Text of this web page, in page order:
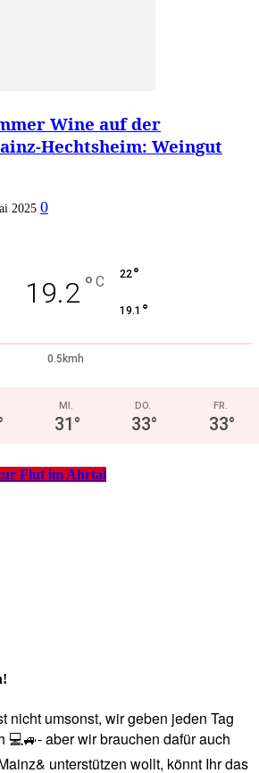
Wine auf der
Hechtsheim: Weingut
2025 0
19.2 ° C 22°
19.1 °
0.5kmh
MI.
31°
DO.
33°
FR.
33°
Flut im Ahrtal
nicht umsonst, wir geben jeden Tag
💻🚙- aber wir brauchen dafür auch
unterstützen wollt, könnt Ihr das